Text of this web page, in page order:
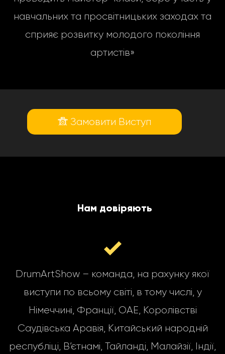
навчальних та просвітницьких заходах та
сприяє розвитку молодого покоління
артистів»
Замовити Виступ
Нам довіряють
DrumArtShow – команда, на рахунку якої
виступи по всьому світі, в тому числі, у
Німеччині, Франції, ОАЕ, Королівстві
Саудівська Аравія, Китайський народній
республіці, В’єтнамі, Тайланді, Малайзії, Індії,